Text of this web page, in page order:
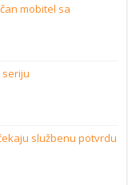
mobitel sa
seriju
službenu potvrdu